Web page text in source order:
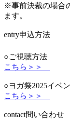
※事前決裁の場合
ます。
entry申込方法
○ご視聴方法
こちら＞＞
○ヨガ祭2025イベ
こちら＞＞
contact問い合わせ